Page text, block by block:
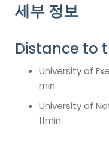
세부 정보
Distance to
University of
min
University of
11min